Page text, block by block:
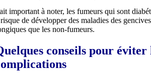
important à noter, les fumeurs qui sont
de développer des maladies des
que les non-fumeurs.
conseils pour éviter